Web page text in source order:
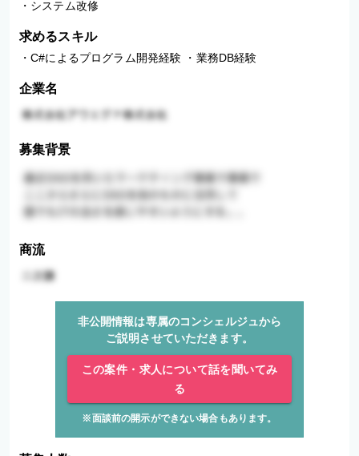
・システム改修
求めるスキル
・C#によるプログラム開発経験 ・業務DB経験
企業名
募集背景
商流
非公開情報は専属のコンシェルジュから
ご説明させていただきます。
この案件・求人について話を聞いてみ
る
※面談前の開示ができない場合もあります。